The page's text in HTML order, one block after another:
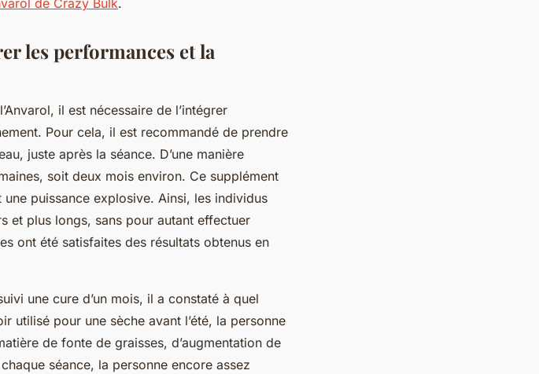
de Crazy Bulk.
les performances et la
il est nécessaire de l’intégrer
Pour cela, il est recommandé de prendre
juste après la séance. D’une manière
soit deux mois environ. Ce supplément
puissance explosive. Ainsi, les individus
et plus longs, sans pour autant effectuer
ont été satisfaites des résultats obtenus en
une cure d’un mois, il a constaté à quel
utilisé pour une sèche avant l’été, la personne
de fonte de graisses, d’augmentation de
séance, la personne encore assez